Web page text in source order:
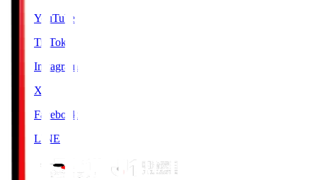
YouTube
TikTok
Instagram
X
Facebook
LINE